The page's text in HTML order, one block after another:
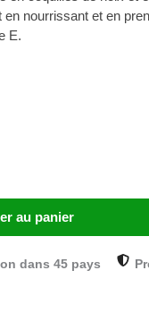
nourrissant et en
E.
au panier
dans 45 pays